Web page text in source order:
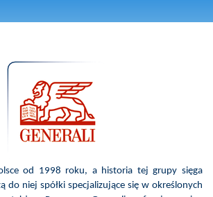
od 1998 roku, a historia tej grupy sięga
do niej spółki specjalizujące się w określonych